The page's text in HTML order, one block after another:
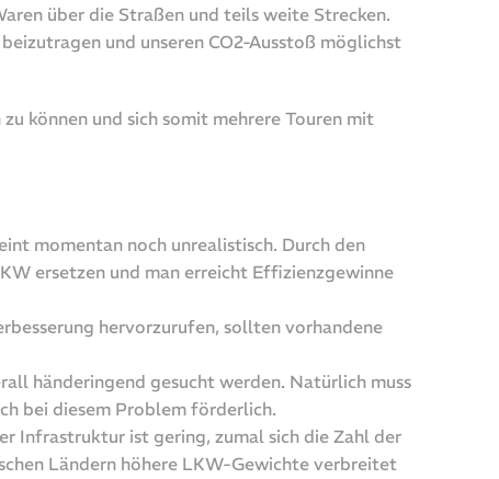
über die Straßen und teils weite Strecken.
und unseren CO2-Ausstoß möglichst
können und sich somit mehrere Touren mit
momentan noch unrealistisch. Durch den
ersetzen und man erreicht Effizienzgewinne
hervorzurufen, sollten vorhandene
händeringend gesucht werden. Natürlich muss
bei diesem Problem förderlich.
Infrastruktur ist gering, zumal sich die Zahl der
Ländern höhere LKW-Gewichte verbreitet